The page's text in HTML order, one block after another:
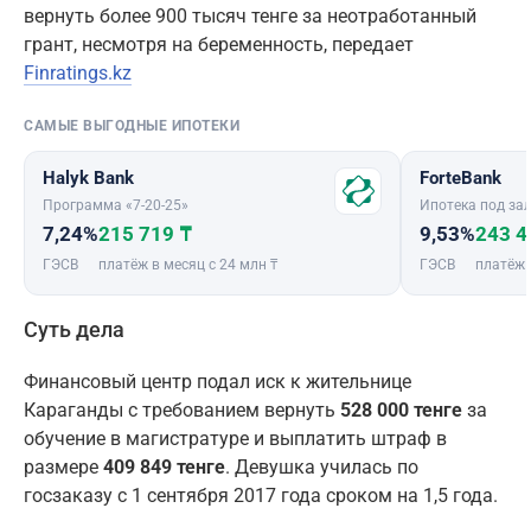
вернуть более 900 тысяч тенге за неотработанный
грант, несмотря на беременность, передает
Finratings.kz
САМЫЕ ВЫГОДНЫЕ ИПОТЕКИ
Halyk Bank
Программа «7-20-25»
7,24%
ГЭСВ
215 719 ₸
платёж в месяц с 24 млн ₸
ForteBank
Ипотека под
9,53%
ГЭСВ
243
платёж
Суть дела
Финансовый центр подал иск к жительнице
Караганды с требованием вернуть 528 000 тенге за
обучение в магистратуре и выплатить штраф в
размере 409 849 тенге. Девушка училась по
госзаказу с 1 сентября 2017 года сроком на 1,5 года.